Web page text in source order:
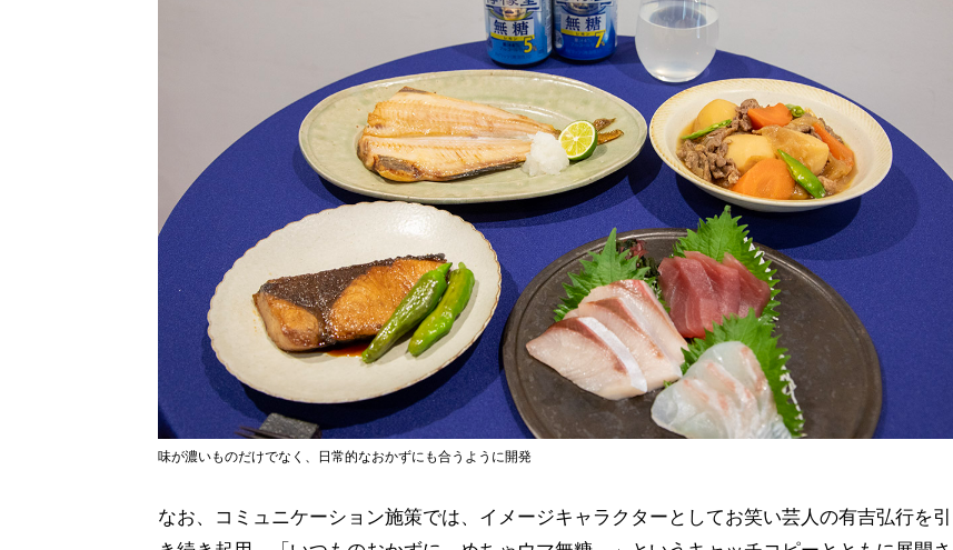
味が濃いものだけでなく、日常的なおかずにも合うように開発
なお、コミュニケーション施策では、イメージキャラクターとしてお笑い芸人の有吉弘行を引